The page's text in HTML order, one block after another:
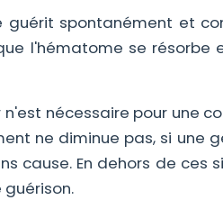
guérit spontanément et
l'hématome se
n'est nécessaire pour une
ne diminue pas, si une
cause. En dehors de ces